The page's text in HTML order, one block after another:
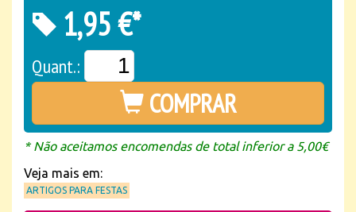
1,95 €*
Quant.:
COMPRAR
* Não aceitamos encomendas de total inferior a 5,00€
Veja mais em:
ARTIGOS PARA FESTAS